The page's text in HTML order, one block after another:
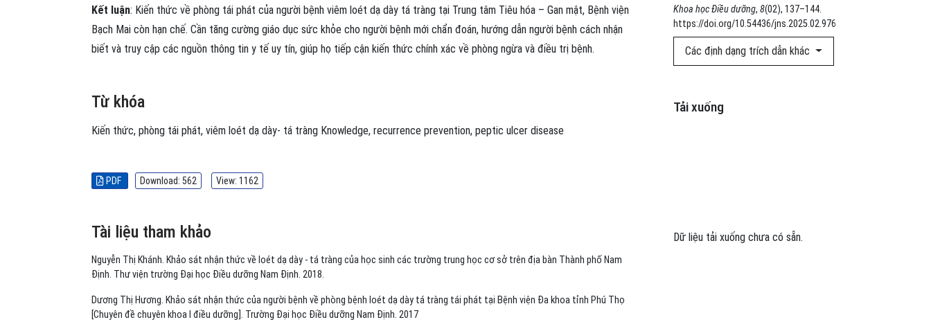
Khoa học Điều dưỡng, 8(02), 137–144.
https://doi.org/10.54436/jns.2025.02.976
Các định dạng trích dẫn khác
Tải xuống
Dữ liệu tải xuống chưa có sẵn.
Kết luận: Kiến thức về phòng tái phát của người bệnh viêm loét dạ dày tá tràng tại Trung tâm Tiêu hóa – Gan mật, Bệnh viện
Bạch Mai còn hạn chế. Cần tăng cường giáo dục sức khỏe cho người bệnh mới chẩn đoán, hướng dẫn người bệnh cách nhận
biết và truy cập các nguồn thông tin y tế uy tín, giúp họ tiếp cận kiến thức chính xác về phòng ngừa và điều trị bệnh.
Từ khóa
Kiến thức, phòng tái phát, viêm loét dạ dày- tá tràng Knowledge, recurrence prevention, peptic ulcer disease
PDF Download: 562 View: 1162
Tài liệu tham khảo
Nguyễn Thị Khánh. Khảo sát nhận thức về loét dạ dày - tá tràng của học sinh các trường trung học cơ sở trên địa bàn Thành phố Nam
Định. Thư viện trường Đại học Điều dưỡng Nam Định. 2018.
Dương Thị Hương. Khảo sát nhận thức của người bệnh về phòng bệnh loét dạ dày tá tràng tái phát tại Bệnh viện Đa khoa tỉnh Phú Thọ
[Chuyên đề chuyên khoa I điều dưỡng]. Trường Đại học Điều dưỡng Nam Định. 2017